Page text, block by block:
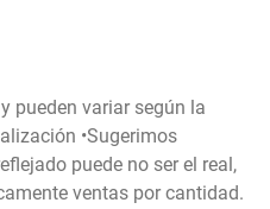
pueden variar según la
•Sugerimos
puede no ser el real,
ventas por cantidad.